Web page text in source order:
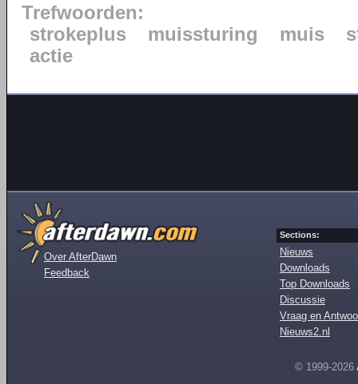
Trefwoorden:
strokeplus
muissturing muis
actie
Over AfterDawn
Feedback
Sections:
Nieuws
Downloads
Top Downloads
Discussie
Vraag en
Nieuws2.nl
© 1999-2026